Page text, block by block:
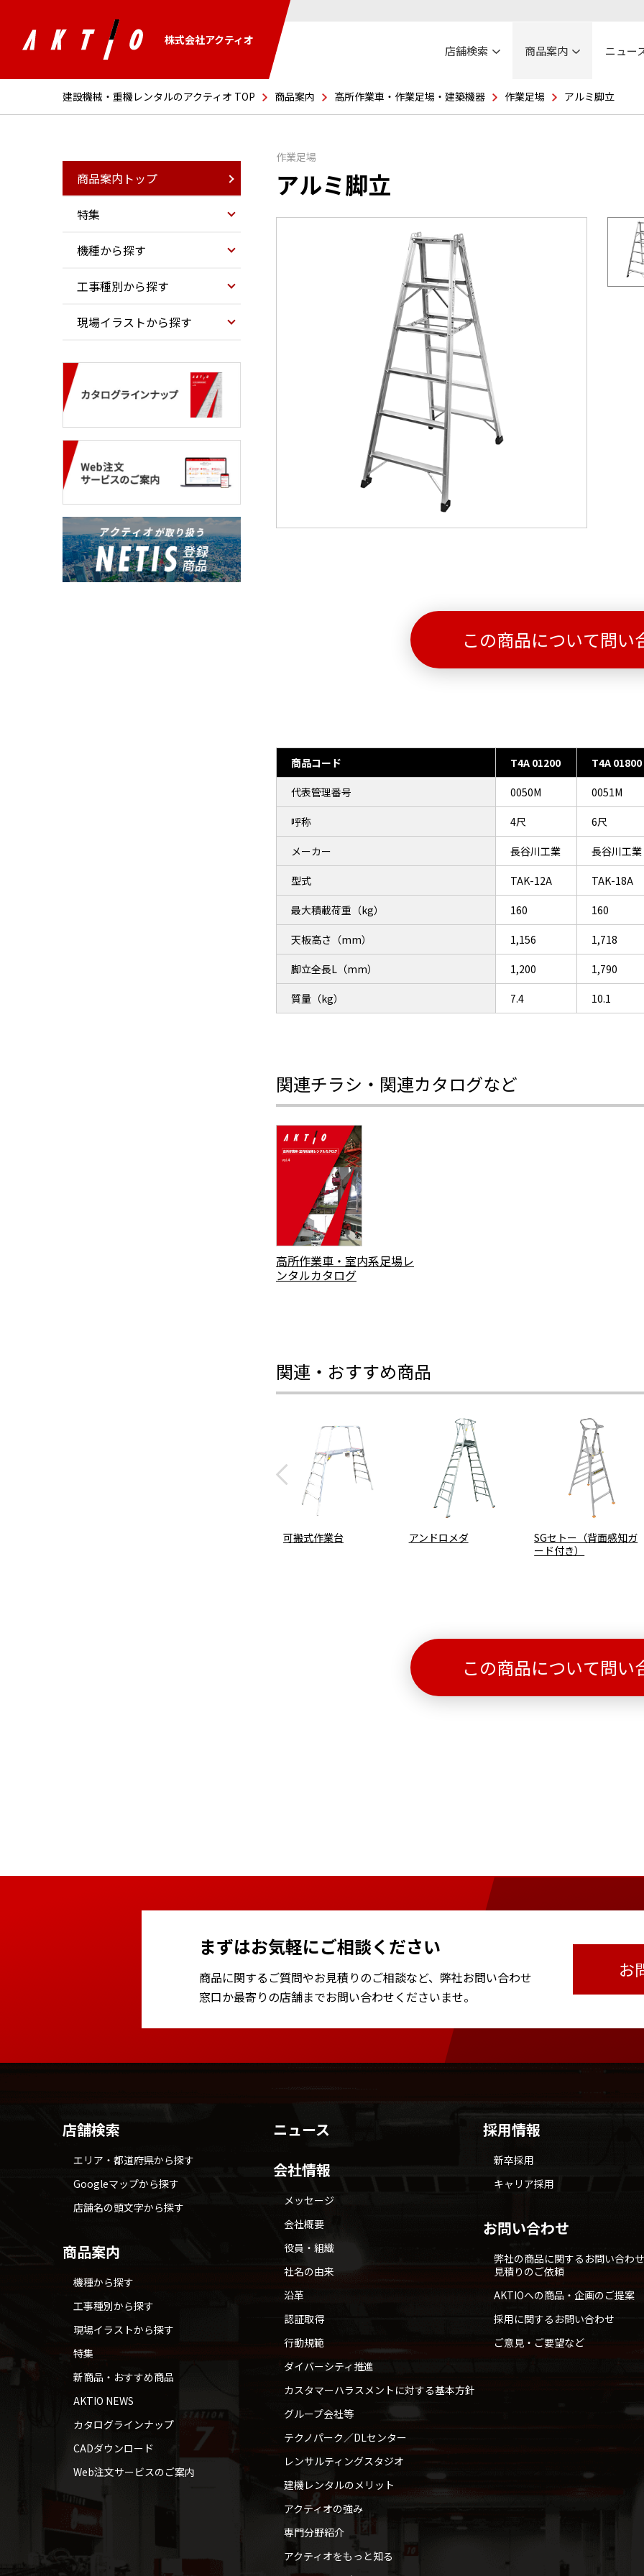
株式会社アクティオ
店舗検索 商品案内 ニュー
建設機械・重機レンタルのアクティオ TOP 商品案内 高所作業車・作業足場・建築機器 作業足場 アルミ脚立
作業足場
アルミ脚立
この商品について問い
商品コード T4A 01200 T4A 01800
代表管理番号 0050M 0051M
呼称 4尺 6尺
メーカー 長谷川工業 長谷川工業
型式 TAK-12A TAK-18A
最大積載荷重（kg） 160 160
天板高さ（mm） 1,156 1,718
脚立全長L（mm） 1,200 1,790
質量（kg） 7.4 10.1
関連チラシ・関連カタログなど
高所作業車・室内系足場レ
ンタルカタログ
関連・おすすめ商品
可搬式作業台 アンドロメダ
SGセトー（背面感知ガ
ード付き）
この商品について問い
商品案内トップ
特集
機種から探す
工事種別から探す
現場イラストから探す
まずはお気軽にご相談ください
商品に関するご質問やお見積りのご相談など、 弊社お問い合わせ
窓口か最寄りの店舗までお問い合わせくださいませ。
お
店舗検索
エリア・都道府県から探す
Googleマップから探す
店舗名の頭文字から探す
商品案内
機種から探す
工事種別から探す
現場イラストから探す
特集
新商品・おすすめ商品
AKTIO NEWS
カタログラインナップ
CADダウンロード
Web注文サービスのご案内
ニュース
会社情報
メッセージ
会社概要
役員・組織
社名の由来
沿革
認証取得
行動規範
ダイバーシティ推進
カスタマーハラスメントに対する基本方針
グループ会社等
テクノパーク／DLセンター
レンサルティングスタジオ
建機レンタルのメリット
アクティオの強み
専門分野紹介
アクティオをもっと知る
採用情報
新卒採用
キャリア採用
お問い合わせ
弊社の商品に関するお問い合わ
見積りのご依頼
AKTIOへの商品・企画のご提案
採用に関するお問い合わせ
ご意見・ご要望など